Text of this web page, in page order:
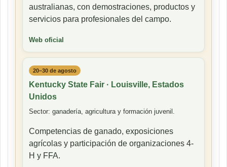
australianas, con demostraciones, productos y
servicios para profesionales del campo.
Web oficial
20–30 de agosto
Kentucky State Fair · Louisville, Estados
Unidos
Sector: ganadería, agricultura y formación juvenil.
Competencias de ganado, exposiciones
agrícolas y participación de organizaciones 4-
H y FFA.